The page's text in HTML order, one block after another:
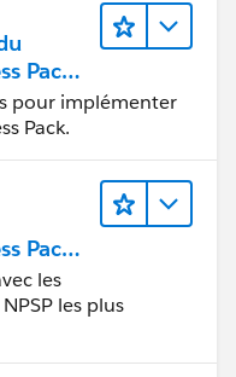
Pack
pour implémenter
Pack.
Pack
les
les plus